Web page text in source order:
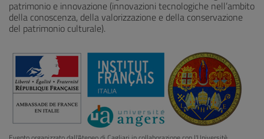
patrimonio e innovazione (innovazioni tecnologiche nell’ambito
della conoscenza, della valorizzazione e della conservazione
del patrimonio culturale).